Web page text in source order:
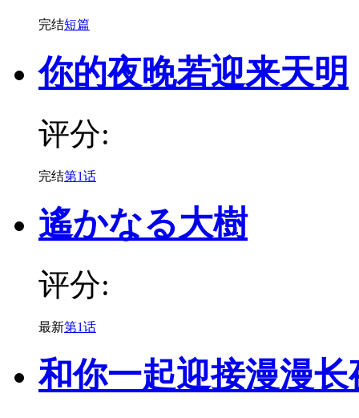
完结短篇
你的夜晚若迎来天明
评分:
完结第1话
遙かなる大樹
评分:
最新第1话
和你一起迎接漫漫长